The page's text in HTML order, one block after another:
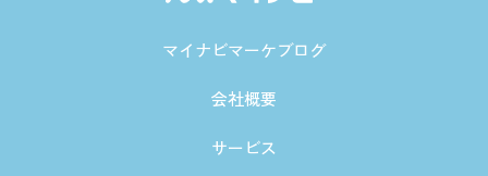
マイナビマーケブログ
会社概要
サービス